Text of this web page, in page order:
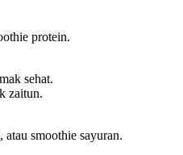
protein.
sehat.
zaitun.
smoothie sayuran.